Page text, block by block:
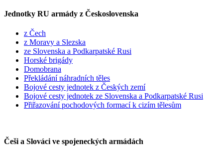
Jednotky RU armády z Československa
z Čech
z Moravy a Slezska
ze Slovenska a Podkarpatské Rusi
Horské brigády
Domobrana
Překládání náhradních těles
Bojové cesty jednotek z Českých zemí
Bojové cesty jednotek ze Slovenska a Podkarpatské Rusi
Přiřazování pochodových formací k cizím tělesům
Češi a Slováci ve spojeneckých armádách